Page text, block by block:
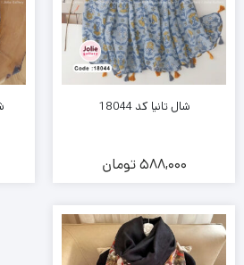
شال تانیا کد 18044
588,000تومان